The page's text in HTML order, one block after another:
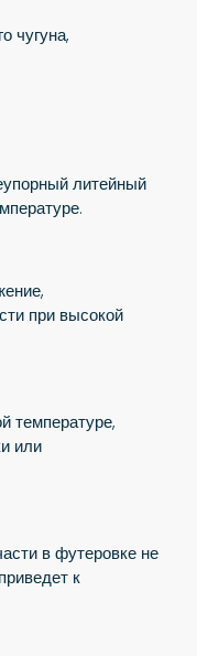
чугуна,
литейный
при высокой
температуре,
или
в футеровке не
к